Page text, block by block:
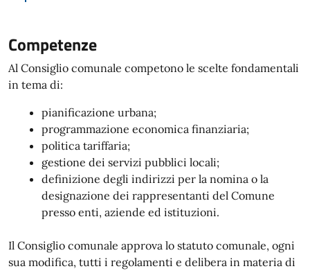
Competenze
Al Consiglio comunale competono le scelte fondamentali
in tema di:
pianificazione urbana;
programmazione economica finanziaria;
politica tariffaria;
gestione dei servizi pubblici locali;
definizione degli indirizzi per la nomina o la
designazione dei rappresentanti del Comune
presso enti, aziende ed istituzioni.
Il Consiglio comunale approva lo statuto comunale, ogni
sua modifica, tutti i regolamenti e delibera in materia di